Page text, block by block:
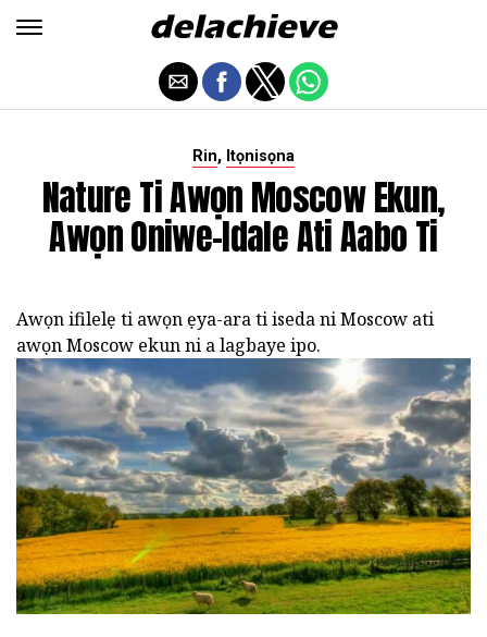
Rin, Itọnisọna
Nature Ti Awọn Moscow Ekun,
Awọn Oniwe-Idale Ati Aabo Ti
Awọn ifilelẹ ti awọn ẹya-ara ti iseda ni Moscow ati
awọn Moscow ekun ni a lagbaye ipo.